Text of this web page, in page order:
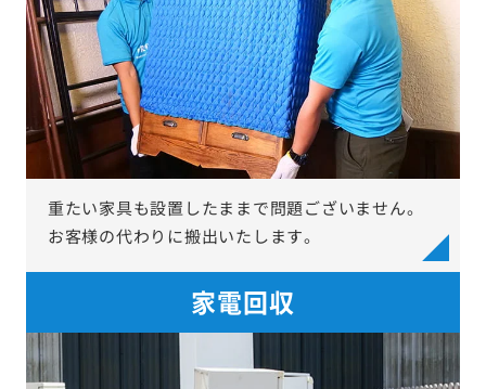
重たい家具も設置したままで問題ございません。
お客様の代わりに搬出いたします。
家電回収